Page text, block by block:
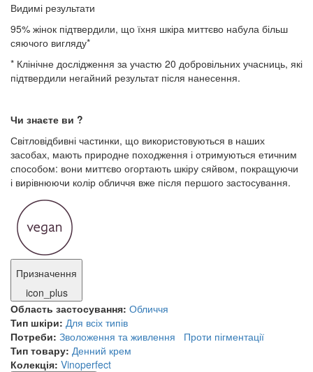
Видимі результати
95% жінок підтвердили, що їхня шкіра миттєво набула більш
сяючого вигляду*
* Клінічне дослідження за участю 20 добровільних учасниць, які
підтвердили негайний результат після нанесення.
Чи знаєте ви ?
Світловідбивні частинки, що використовуються в наших
засобах, мають природне походження і отримуються етичним
способом: вони миттєво огортають шкіру сяйвом, покращуючи
і вирівнюючи колір обличчя вже після першого застосування.
Призначення
icon_plus
Область застосування: Обличчя
Тип шкіри: Для всіх типів
Потреби: Зволоження та живлення
Проти пігментації
Тип товару: Денний крем
Колекція: Vinoperfect